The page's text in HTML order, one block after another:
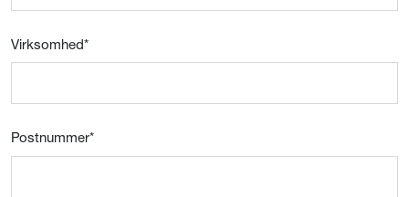
Virksomhed*
Postnummer*